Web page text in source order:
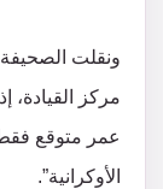
ونقلت
مركز القيادة،
عمر متوقع
الأوكرانية”.